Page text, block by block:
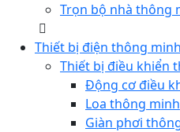
Trọn bộ nhà thông
Thiết bị điện thông minh
Thiết bị điều khiển
Động cơ điều
Loa thông minh
Giàn phơi